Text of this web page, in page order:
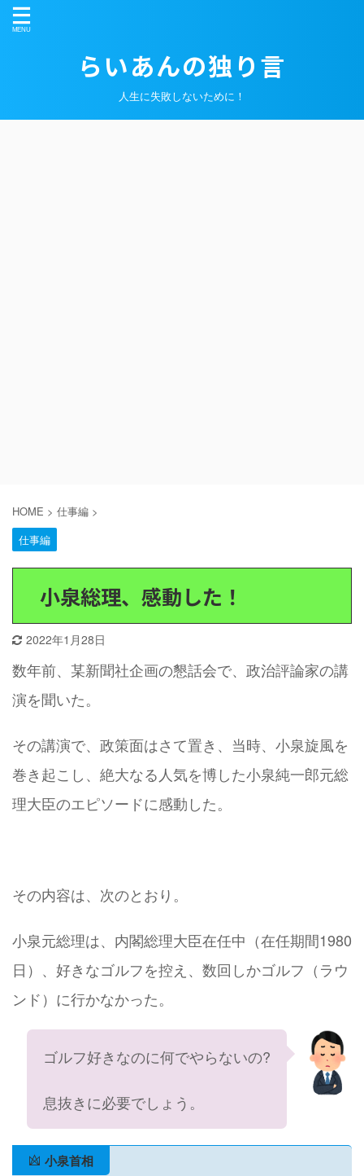
らいあんの独り言
人生に失敗しないために！
HOME > 仕事編 >
仕事編
小泉総理、感動した！
2022年1月28日
数年前、某新聞社企画の懇話会で、政治評論家の講
演を聞いた。
その講演で、政策面はさて置き、当時、小泉旋風を
巻き起こし、絶大なる人気を博した小泉純一郎元総
理大臣のエピソードに感動した。
その内容は、次のとおり。
小泉元総理は、内閣総理大臣在任中（在任期間1980
日）、好きなゴルフを控え、数回しかゴルフ（ラウ
ンド）に行かなかった。
ゴルフ好きなのに何でやらないの?
息抜きに必要でしょう。
小泉首相